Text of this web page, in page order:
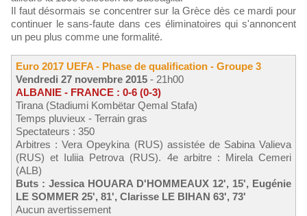
Il faut désormais se concentrer sur la Grèce dès ce mardi pour
continuer le sans-faute dans ces éliminatoires qui s'annoncent
un peu plus comme une formalité.
Euro 2017 UEFA - Phase de qualification - Groupe 3
Vendredi 27 novembre 2015 - 21h00
ALBANIE - FRANCE : 0-6 (0-3)
Tirana (Stadiumi Kombëtar Qemal Stafa)
Temps pluvieux - Terrain gras
Spectateurs : 350
Arbitres : Vera Opeykina (RUS) assistée de Sabina Valieva
(RUS) et Iuliia Petrova (RUS). 4e arbitre : Mirela Cemeri
(ALB)
Buts : Jessica HOUARA D'HOMMEAUX 12', 15', Eugénie
LE SOMMER 25', 81', Clarisse LE BIHAN 63', 73'
Aucun avertissement